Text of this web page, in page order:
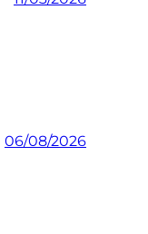
06/08/2026